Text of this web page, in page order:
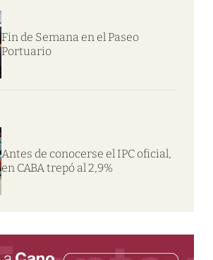
Fin de Semana en el Paseo
Portuario
Antes de conocerse el IPC oficial,
en CABA trepó al 2,9%